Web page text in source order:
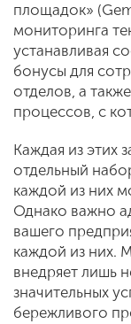
площадок»
мониторинга
устанавливая
бонусы для
отделов, а
процессов, с
Каждая из этих
отдельный
каждой из них
Однако важно
вашего
каждой из них.
внедряет лишь
значительных
бережливого